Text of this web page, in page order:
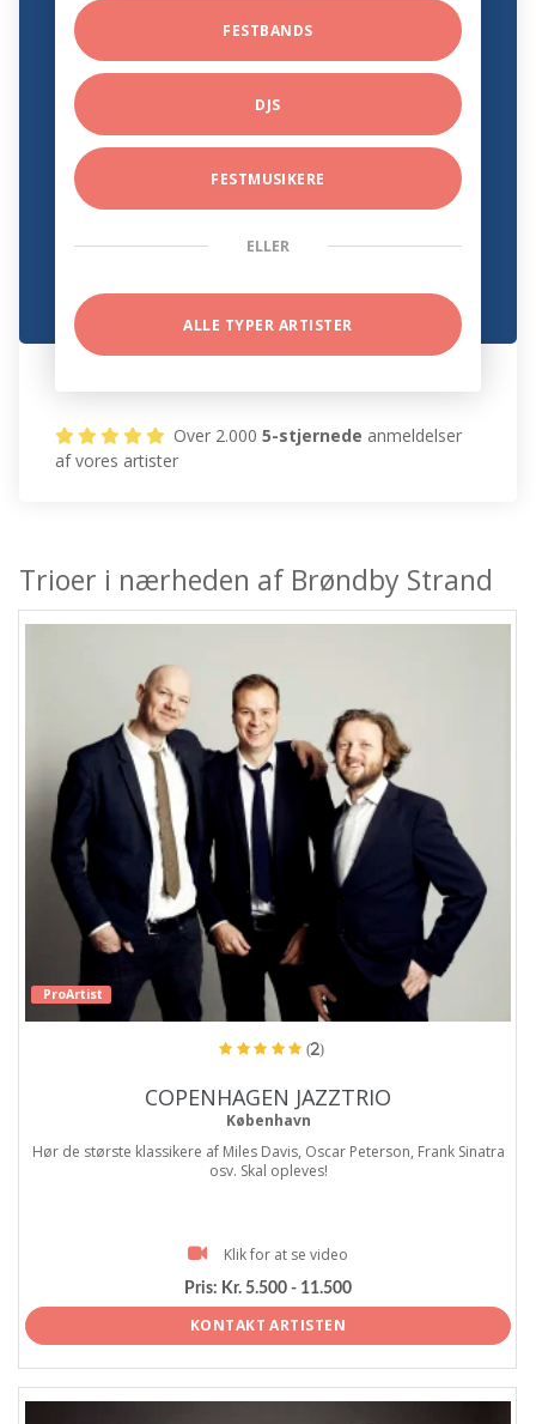
FESTBANDS
DJS
FESTMUSIKERE
ELLER
ALLE TYPER ARTISTER
Over 2.0005-stjernede anmeldelser
af vores artister
Trioer i nærheden af Brøndby Strand
ProArtist
(2)
COPENHAGEN JAZZTRIO
København
Hør de største klassikere af Miles Davis, Oscar Peterson, Frank Sinatra
osv. Skal opleves!
Klik for at se video
Pris: Kr. 5.500 - 11.500
KONTAKT ARTISTEN